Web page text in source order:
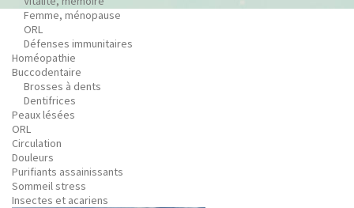
Femme, ménopause
ORL
Défenses immunitaires
Homéopathie
Buccodentaire
Brosses à dents
Dentifrices
Peaux lésées
ORL
Circulation
Douleurs
Purifiants assainissants
Sommeil stress
Insectes et acariens